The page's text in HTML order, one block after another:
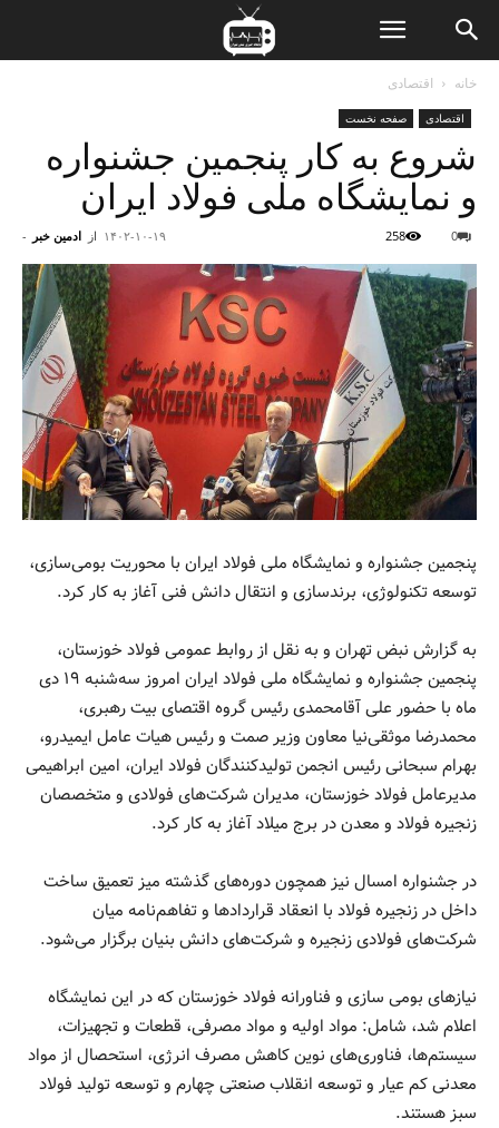
خانه اقتصادی
اقتصادی صفحه نخست
شروع به کار پنجمین جشنواره
و نمایشگاه ملی فولاد ایران
از ادمین خبر - ۱۴۰۲-۱۰-۱۹ 0
258
پنجمین جشنواره و نمایشگاه ملی فولاد ایران با محوریت بومی‌سازی،
توسعه تکنولوژی، برندسازی و انتقال دانش فنی آغاز به کار کرد.
به گزارش نبض تهران و به نقل از روابط‌ عمومی فولاد خوزستان،
پنجمین جشنواره و نمایشگاه ملی فولاد ایران امروز سه‌شنبه ۱۹ دی
ماه با حضور علی آقامحمدی رئيس گروه اقتصای بیت رهبری،
محمدرضا موثقی‌نیا معاون وزیر صمت و رئیس هیات عامل ایمیدرو،
بهرام سبحانی رئیس انجمن تولیدکنندگان فولاد ایران، امین ابراهیمی
مدیرعامل فولاد خوزستان، مدیران شرکت‌های فولادی و متخصصان
زنجیره فولاد و معدن در برج میلاد آغاز به کار کرد.
در جشنواره امسال نیز همچون دوره‌های گذشته میز تعمیق ساخت
داخل در زنجیره فولاد با انعقاد قراردادها و تفاهم‌نامه میان
شرکت‌های فولادی زنجیره و شرکت‌های دانش بنیان برگزار می‌شود.
نیازهای بومی‌ سازی و فناورانه فولاد خوزستان که در این نمایشگاه
اعلام شد، شامل: مواد اولیه و مواد مصرفی، قطعات و تجهیزات،
سیستم‌ها، فناوری‌های نوین کاهش مصرف انرژی، استحصال از مواد
معدنی کم عیار و توسعه انقلاب صنعتی چهارم و توسعه‌ تولید فولاد
سبز هستند.